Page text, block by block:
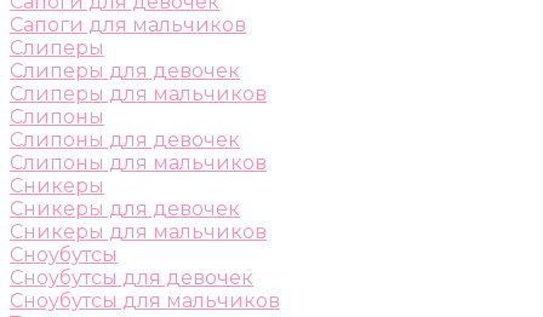
Сапоги для мальчиков
Слиперы
Слиперы для девочек
Слиперы для мальчиков
Слипоны
Слипоны для девочек
Слипоны для мальчиков
Сникеры
Сникеры для девочек
Сникеры для мальчиков
Сноубутсы
Сноубутсы для девочек
Сноубутсы для мальчиков